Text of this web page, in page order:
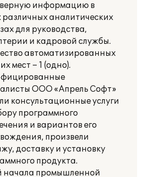
информацию в
различных аналитических
для руководства,
и кадровой службы.
автоматизированных
мест – 1 (одно).
ООО «Апрель Софт»
консультационные услуги
программного
и вариантов его
произвели
доставку и установку
продукта.
начала промышленной